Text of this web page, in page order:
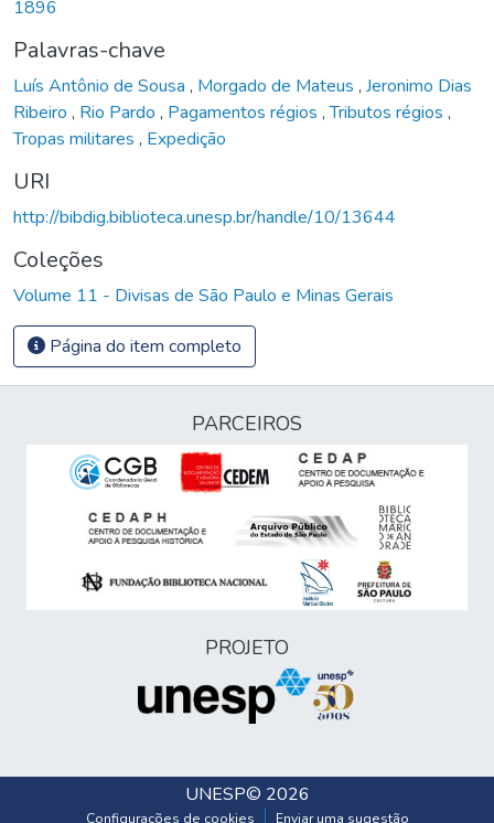
1896
Palavras-chave
Luís Antônio de Sousa , Morgado de Mateus , Jeronimo Dias
Ribeiro , Rio Pardo , Pagamentos régios ,Tributos régios ,
Tropas militares , Expedição
URI
http://bibdig.biblioteca.unesp.br/handle/10/13644
Coleções
Volume 11 - Divisas de São Paulo e Minas Gerais
Página do item completo
PARCEIROS
PROJETO
UNESP© 2026
Configurações de cookies Enviar uma sugestão